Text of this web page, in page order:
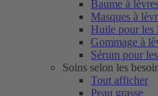
Baume à
Masques à
Huile pour les
Gommage à
Sérum pour
Soins selon les
Tout afficher
Peau grasse